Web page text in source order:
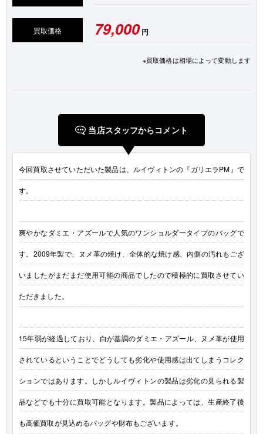
買取価格 79,000円
※買取価格は相場によって変動します
当店スタッフからコメント
今回買取させていただいた製品は、ルイヴィトンの『ガリエラPM』で
す。
爽やかなダミエ・アズールで人気のワンショルダータイプのバッグで
す。2009年製で、ヌメ革の焼け、全体的な焼け感、内側の汚れもござ
いましたがまだまだ使用可能の商品でしたので積極的に買取させてい
ただきました。
15年弱が経過しており、白が基調のダミエ・アズール、ヌメ革が使用
されているということでどうしても劣化や使用感は出てしまうコレク
ションではあります。しかしルイヴィトンの製品は劣化の見られる製
品などでも十分に買取可能となります。製品によっては、生産終了後
も高価買取が見込めるバッグや財布もございます。